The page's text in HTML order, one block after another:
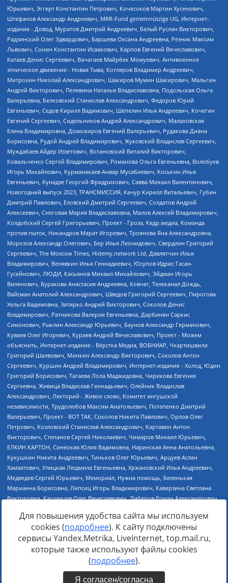
Источник:https://minjust.gov.ru/uploaded/files/reestr-
inostrannyih-agentov-22-03-2024.pdfданные на22.03.2024
Для повышения удобства сайта мы используем
cookies (подробнее). К сайту подключены
сервисы Yandex.Metrika, LiveInternet, top.mail.ru,
которые также используют файлы cookies
(подробнее).
Я согласен/согласна